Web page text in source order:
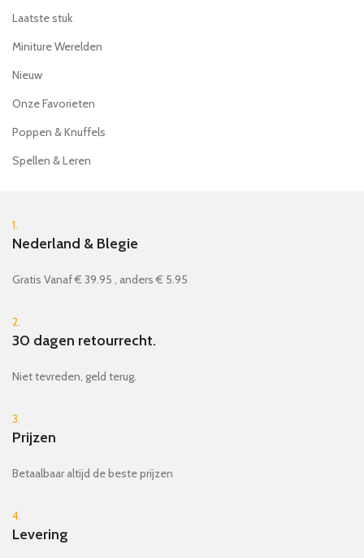
Laatste stuk
Miniture Werelden
Nieuw
Onze Favorieten
Poppen & Knuffels
Spellen & Leren
1.
Nederland & Blegie
Gratis Vanaf € 39.95 , anders € 5.95
2.
30 dagen retourrecht.
Niet tevreden, geld terug.
3.
Prijzen
Betaalbaar altijd de beste prijzen
4.
Levering